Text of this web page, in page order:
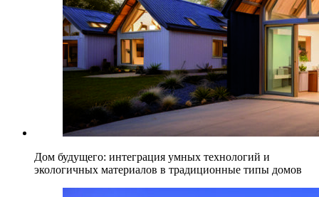
Дом будущего: интеграция умных технологий и
экологичных материалов в традиционные типы домов